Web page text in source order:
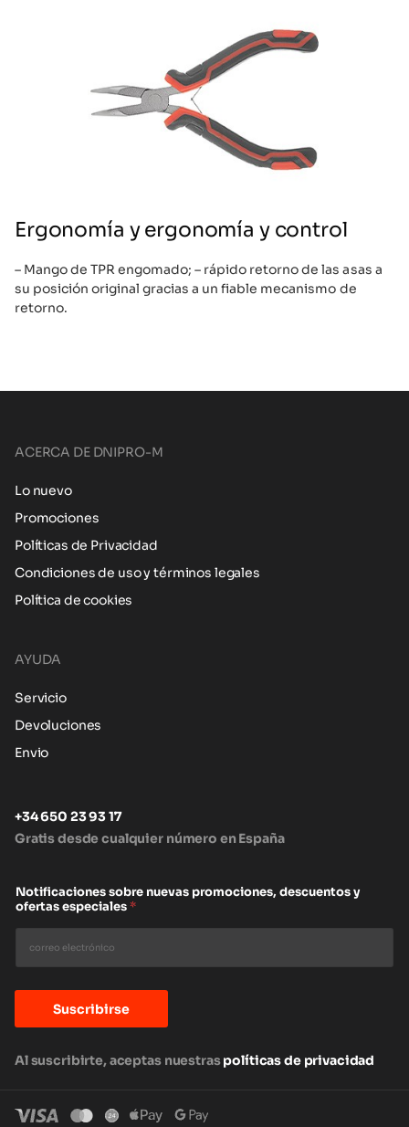
Ergonomía y ergonomía y control
– Mango de TPR engomado; – rápido retorno de las asas a
su posición original gracias a un fiable mecanismo de
retorno.
ACERCA DE DNIPRO-M
Lo nuevo
Promociones
Políticas de Privacidad
Condiciones de uso y términos legales
Política de cookies
AYUDA
Servicio
Devoluciones
Envio
+34 650 23 93 17
Gratis desde cualquier número en España
Notificaciones sobre nuevas promociones, descuentos y
ofertas especiales*
Suscribirse
Al suscribirte, aceptas nuestraspolíticas de privacidad